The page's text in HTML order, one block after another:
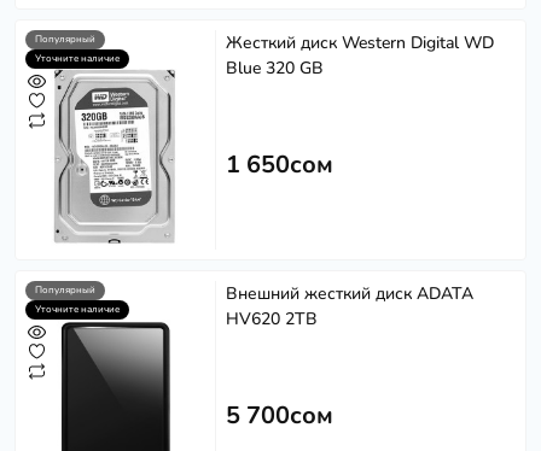
Популярный
Уточните наличие
Жесткий диск Western Digital WD
Blue 320 GB
1 650сом
Популярный
Уточните наличие
Внешний жесткий диск ADATA
HV620 2TB
5 700сом